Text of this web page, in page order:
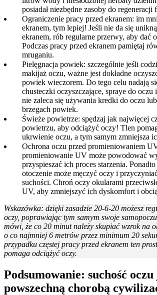
posiadał niezbędne zasoby do regeneracji
Ograniczenie pracy przed ekranem: im
ekranem, tym lepiej! Jeśli nie da się
ekranem, rób regularne przerwy, aby dać
Podczas pracy przed ekranem pamiętaj
mruganiu.
Pielęgnacja powiek: szczególnie jeśli
makijaż oczu, ważne jest dokładne
powiek wieczorem. Do tego celu nadają
chusteczki oczyszczające, spraye do
nie zaleca się używania kredki do oczu
brzegach powiek.
Świeże powietrze: spędzaj jak najwięcej
powietrzu, aby odciążyć oczy! Tlen
ukrwienie oczu, a tym samym zmniejsza
Ochrona oczu przed promieniowaniem
promieniowanie UV może powodować
przyspieszać ich proces starzenia.
otoczenie może męczyć oczy i
suchości. Chroń oczy okularami
UV, aby zmniejszyć ich dyskomfort i
Wskazówka: dzięki zasadzie 20-6-20 możesz
oczy, poprawiając tym samym swoje
mówi, że co 20 minut należy skupiać wzrok na
o co najmniej 6 metrów przez minimum 20
przypadku częstej pracy przed ekranem ten
pomaga odciążyć oczy.
Podsumowanie: suchość oczu
powszechną chorobą